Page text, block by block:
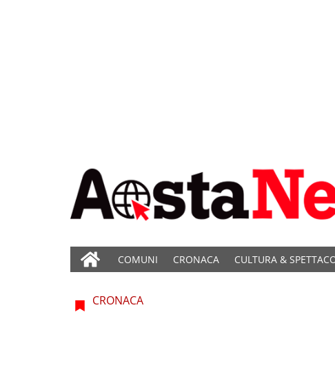
COMUNI CRONACA CULTURA &
CRONACA